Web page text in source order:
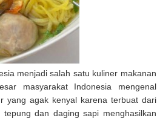
menjadi salah satu kuliner makanan
masyarakat Indonesia mengenal
yang agak kenyal karena terbuat dari
dan daging sapi menghasilkan